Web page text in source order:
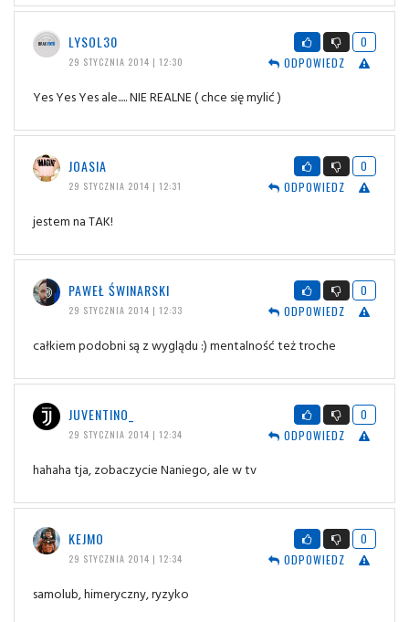
LYSOL30
29 STYCZNIA 2014 | 12:30
0
ODPOWIEDZ
Yes Yes Yes ale..... NIE REALNE ( chce się mylić )
JOASIA
29 STYCZNIA 2014 | 12:31
0
ODPOWIEDZ
jestem na TAK!
PAWEŁ ŚWINARSKI
29 STYCZNIA 2014 | 12:33
0
ODPOWIEDZ
całkiem podobni są z wyglądu :) mentalność też troche
JUVENTINO_
29 STYCZNIA 2014 | 12:34
0
ODPOWIEDZ
hahaha tja, zobaczycie Naniego, ale w tv
KEJMO
29 STYCZNIA 2014 | 12:34
0
ODPOWIEDZ
samolub, himeryczny, ryzyko